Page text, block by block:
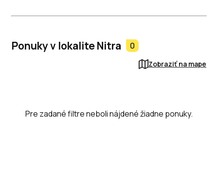
Ponuky v lokalite Nitra 0
Zobraziť na mape
Pre zadané filtre neboli nájdené žiadne ponuky.